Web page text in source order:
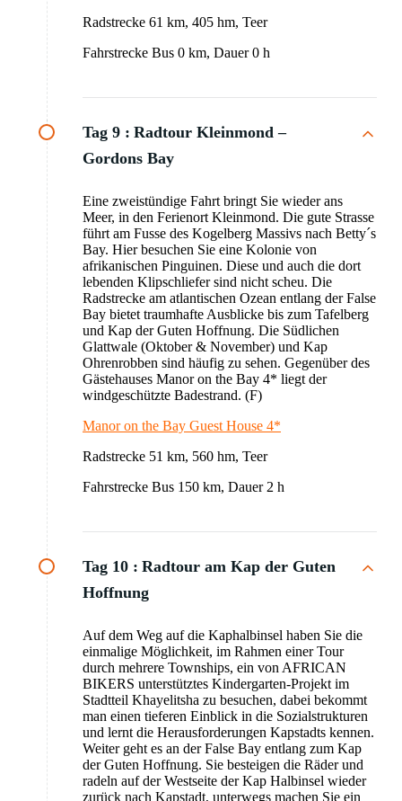
Radstrecke 61 km, 405 hm, Teer
Fahrstrecke Bus 0 km, Dauer 0 h
Tag 9 : Radtour Kleinmond –
Gordons Bay
Eine zweistündige Fahrt bringt Sie wieder ans
Meer, in den Ferienort Kleinmond. Die gute Strasse
führt am Fusse des Kogelberg Massivs nach Betty´s
Bay. Hier besuchen Sie eine Kolonie von
afrikanischen Pinguinen. Diese und auch die dort
lebenden Klipschliefer sind nicht scheu. Die
Radstrecke am atlantischen Ozean entlang der False
Bay bietet traumhafte Ausblicke bis zum Tafelberg
und Kap der Guten Hoffnung. Die Südlichen
Glattwale (Oktober & November) und Kap
Ohrenrobben sind häufig zu sehen. Gegenüber des
Gästehauses Manor on the Bay 4* liegt der
windgeschützte Badestrand. (F)
Manor on the Bay Guest House 4*
Radstrecke 51 km, 560 hm, Teer
Fahrstrecke Bus 150 km, Dauer 2 h
Tag 10 : Radtour am Kap der Guten
Hoffnung
Auf dem Weg auf die Kaphalbinsel haben Sie die
einmalige Möglichkeit, im Rahmen einer Tour
durch mehrere Townships, ein von AFRICAN
BIKERS unterstütztes Kindergarten-Projekt im
Stadtteil Khayelitsha zu besuchen, dabei bekommt
man einen tieferen Einblick in die Sozialstrukturen
und lernt die Herausforderungen Kapstadts kennen.
Weiter geht es an der False Bay entlang zum Kap
der Guten Hoffnung. Sie besteigen die Räder und
radeln auf der Westseite der Kap Halbinsel wieder
zurück nach Kapstadt, unterwegs machen Sie ein